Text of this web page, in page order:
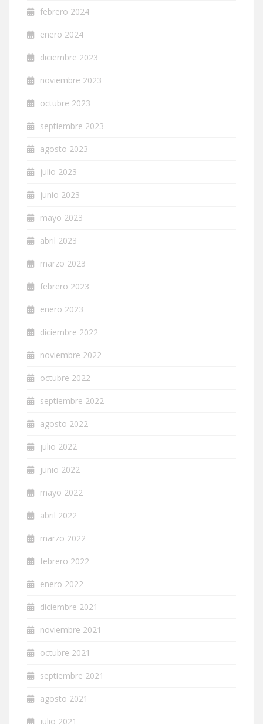
febrero 2024
enero 2024
diciembre 2023
noviembre 2023
octubre 2023
septiembre 2023
agosto 2023
julio 2023
junio 2023
mayo 2023
abril 2023
marzo 2023
febrero 2023
enero 2023
diciembre 2022
noviembre 2022
octubre 2022
septiembre 2022
agosto 2022
julio 2022
junio 2022
mayo 2022
abril 2022
marzo 2022
febrero 2022
enero 2022
diciembre 2021
noviembre 2021
octubre 2021
septiembre 2021
agosto 2021
julio 2021